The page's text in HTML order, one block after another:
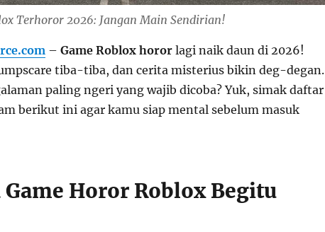
Terhoror 2026: Jangan Main Sendirian!
– Game Roblox hororlagi naik daun di 2026!
tiba-tiba, dan cerita misterius bikin deg-degan.
paling ngeri yang wajib dicoba? Yuk, simak daftar
berikut ini agar kamu siap mental sebelum masuk
Game Horor Roblox Begitu